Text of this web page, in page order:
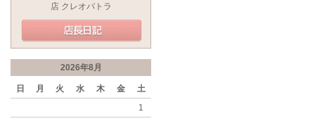
店 クレオパトラ
2026年8月
日 月 火 水 木 金
土
1